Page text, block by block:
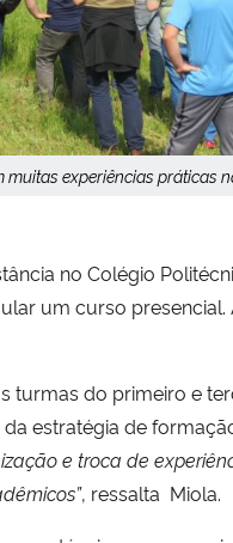
experiências práticas
no Colégio
um curso presencial.
do primeiro e
estratégia de
e troca de
, ressalta Miola.